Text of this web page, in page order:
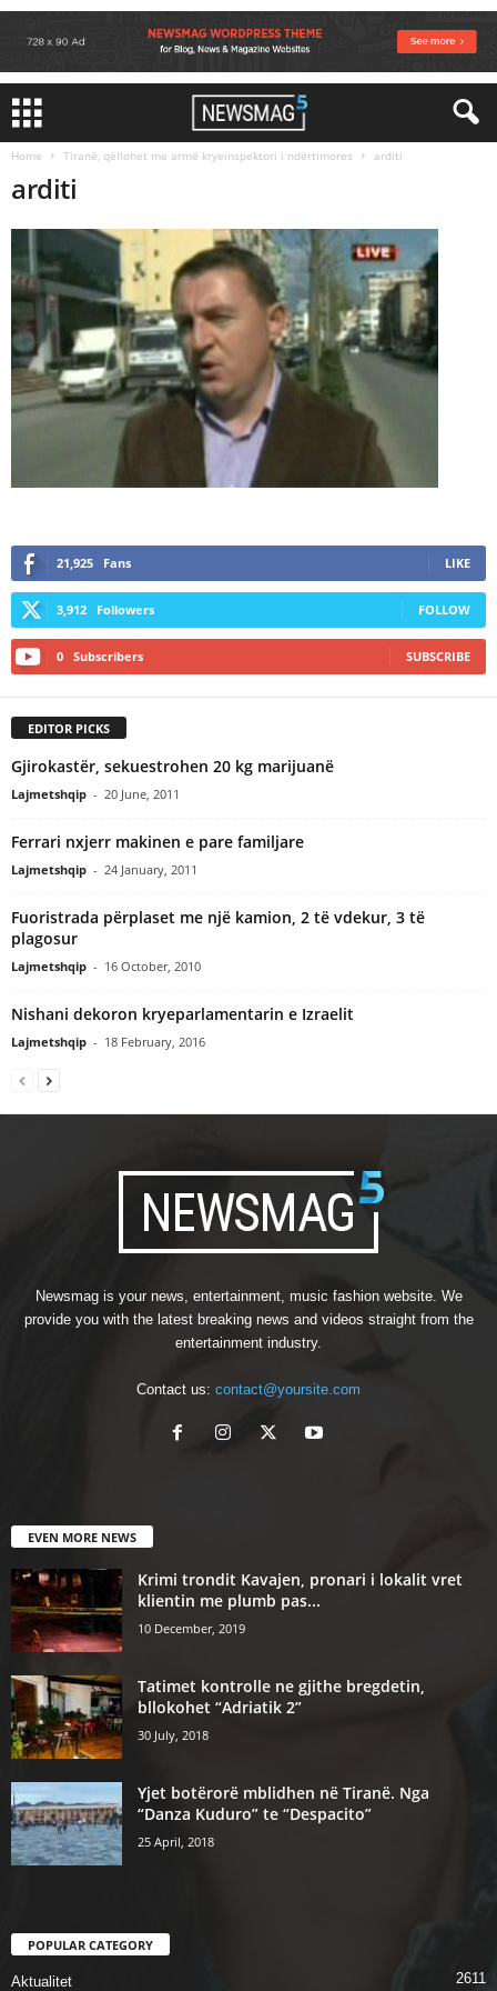
Home Tiranë, qëllohet me armë kryeinspektori i ndërtimores arditi
arditi
21,925 Fans LIKE
3,912 Followers FOLLOW
0 Subscribers SUBSCRIBE
EDITOR PICKS
Gjirokastër, sekuestrohen 20 kg marijuanë
Lajmetshqip - 20 June, 2011
Ferrari nxjerr makinen e pare familjare
Lajmetshqip - 24 January, 2011
Fuoristrada përplaset me një kamion, 2 të vdekur, 3 të
plagosur
Lajmetshqip - 16 October, 2010
Nishani dekoron kryeparlamentarin e Izraelit
Lajmetshqip - 18 February, 2016
Newsmag is your news, entertainment, music fashion website. We
provide you with the latest breaking news and videos straight from the
entertainment industry.
Contact us: contact@yoursite.com
EVEN MORE NEWS
Krimi trondit Kavajen, pronari i lokalit vret
klientin me plumb pas...
10 December, 2019
Tatimet kontrolle ne gjithe bregdetin,
bllokohet “Adriatik 2”
30 July, 2018
Yjet botërorë mblidhen në Tiranë. Nga
“Danza Kuduro” te “Despacito”
25 April, 2018
POPULAR CATEGORY
Aktualitet 2611